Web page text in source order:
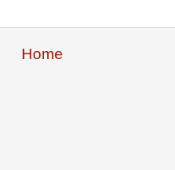
Home